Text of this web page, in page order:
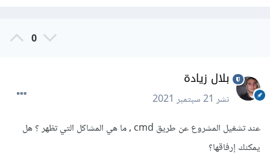
0
بلال زيادة
نشر21 سبتمبر 2021
عند تشغيل المشروع عن طريق cmd , ما هي المشاكل التي تظهر ؟ هل
يمكنك إرفاقها؟